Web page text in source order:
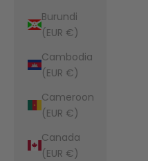
Burundi
(EUR €)
Cambodia
(EUR €)
Cameroon
(EUR €)
Canada
(EUR €)